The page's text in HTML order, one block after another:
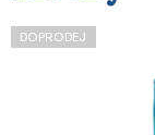
DOPRODEJ